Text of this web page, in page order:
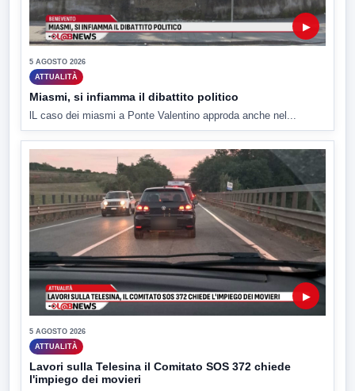
▶
5 AGOSTO 2026
ATTUALITÀ
Miasmi, si infiamma il dibattito politico
lL caso dei miasmi a Ponte Valentino approda anche nel...
▶
5 AGOSTO 2026
ATTUALITÀ
Lavori sulla Telesina il Comitato SOS 372 chiede
l'impiego dei movieri